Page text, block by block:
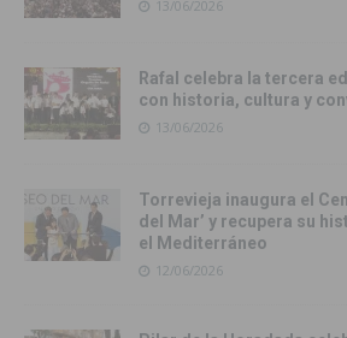
13/06/2026
Rafal celebra la tercera
con historia, cultura y
13/06/2026
Torrevieja inaugura el
del Mar’ y recupera su
el Mediterráneo
12/06/2026